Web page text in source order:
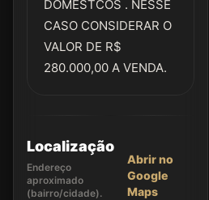
DOMÉSTCOS . NESSE
CASO CONSIDERAR O
VALOR DE R$
280.000,00 A VENDA.
Localização
Endereço
aproximado
(bairro/cidade).
Abrir no
Google
Maps